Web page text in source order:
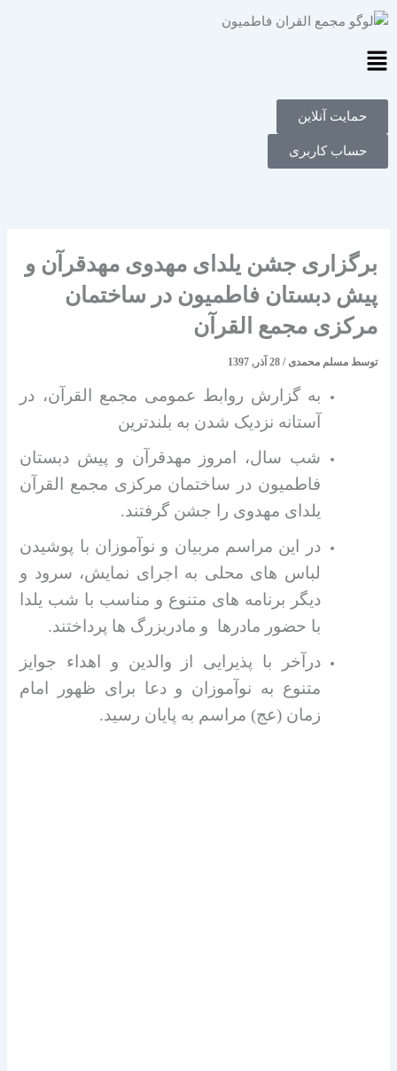
رفتن
محتوا
Main
Menu
حمایت آنلاین
حساب کاربری
برگزاری جشن یلدای مهدوی مهدقرآن و
پیش دبستان فاطمیون در ساختمان
مرکزی مجمع القرآن
توسط مسلم محمدی/28 آذر, 1397
به گزارش روابط عمومی مجمع القرآن، در
آستانه نزدیک شدن به بلندترین
شب سال، امروز مهدقرآن و پیش دبستان
فاطمیون در ساختمان مرکزی مجمع القرآن
یلدای مهدوی را جشن گرفتند.
در این مراسم مربیان و نوآموزان با پوشیدن
لباس های محلی به اجرای نمایش، سرود و
دیگر برنامه های متنوع و مناسب با شب یلدا
با حضور مادرها و مادربزرگ ها پرداختند.
درآخر با پذیرایی از والدین و اهداء جوایز
متنوع به نوآموزان و دعا برای ظهور امام
زمان (عج) مراسم به پایان رسید.